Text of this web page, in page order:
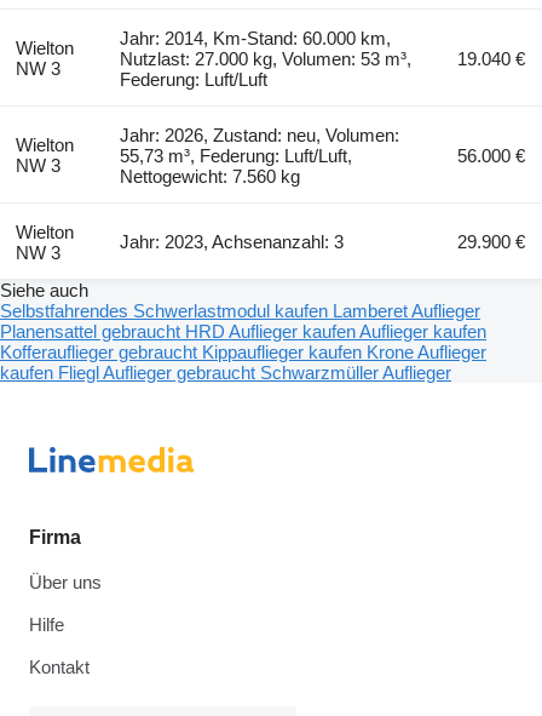
Wielton
NW 3
Jahr: 2014, Km-Stand: 60.000 km,
Nutzlast: 27.000 kg, Volumen: 53 m³,
Federung: Luft/Luft
19.040 €
Wielton
NW 3
Jahr: 2026, Zustand: neu, Volumen:
55,73 m³, Federung: Luft/Luft,
Nettogewicht: 7.560 kg
56.000 €
Wielton
NW 3
Jahr: 2023, Achsenanzahl: 3 29.900 €
Siehe auch
Selbstfahrendes Schwerlastmodul kaufen Lamberet Auflieger
Planensattel gebraucht HRD Auflieger kaufenAuflieger kaufen
Kofferauflieger gebraucht Kippauflieger kaufen Krone Auflieger
kaufen Fliegl Auflieger gebraucht Schwarzmüller Auflieger
Firma
Über uns
Hilfe
Kontakt